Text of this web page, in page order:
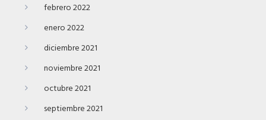
febrero 2022
enero 2022
diciembre 2021
noviembre 2021
octubre 2021
septiembre 2021